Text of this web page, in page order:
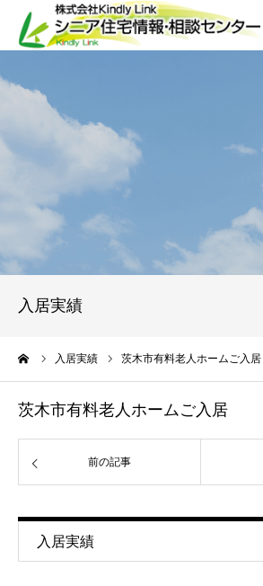
入居実績
入居実績 茨木市有料老人ホームご入居
茨木市有料老人ホームご入居
前の記事
入居実績
当社について
外国人人材採用
お問い合わせ